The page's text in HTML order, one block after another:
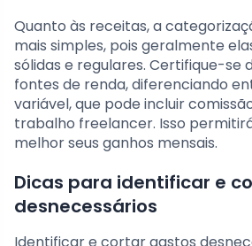
Quanto às receitas, a
mais simples, pois geralmente
sólidas e regulares. Certifique-se
fontes de renda, diferenciando
variável, que pode incluir
trabalho freelancer. Isso
melhor seus ganhos mensais.
Dicas para identificar e
desnecessários
Identificar e cortar gastos